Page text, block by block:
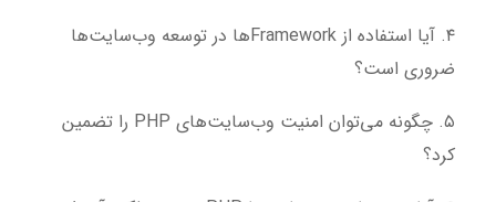
۴. آیا استفاده از Framework‌ها در توسعه وب‌سایت‌ها
ضروری است؟
۵. چگونه می‌توان امنیت وب‌سایت‌های PHP را تضمین
کرد؟